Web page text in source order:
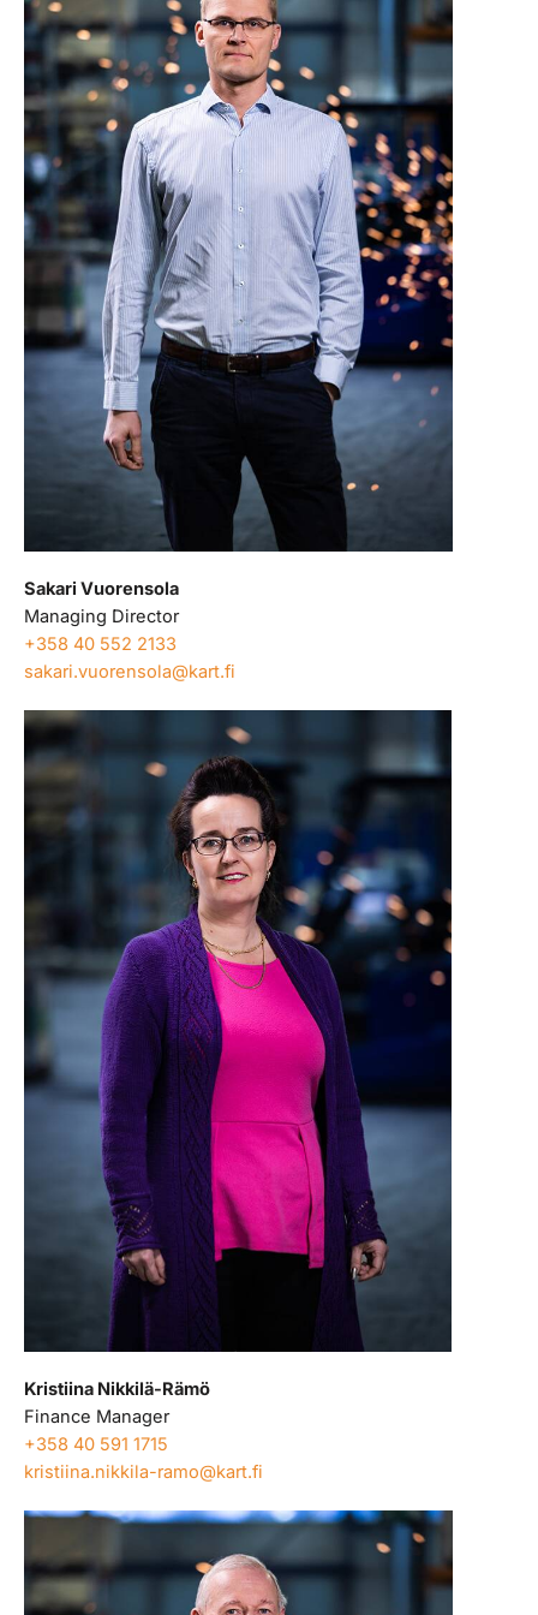
Sakari Vuorensola
Managing Director
+358 40 552 2133
sakari.vuorensola@kart.fi
Kristiina Nikkilä-Rämö
Finance Manager
+358 40 591 1715
kristiina.nikkila-ramo@kart.fi